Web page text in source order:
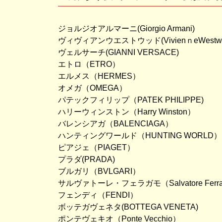
ジョルジオアルマーニ(Giorgio Armani)
ヴィヴィアンウエストウッド(Vivienｎ
ヴェルサーチ(GIANNI VERSACE)
エトロ（ETRO）
エルメス（HERMES）
オメガ（OMEGA）
パテックフィリップ（PATEK PHILIPPE)
ハリーウィンストン（Harry Winston）
バレンシアガ（BALENCIAGA）
ハンティングワールド（HUNTING WORLD）
ピアジェ（PIAGET）
プラダ(PRADA)
ブルガリ（BVLGARI）
サルヴァトーレ・フェラガモ（Salvatore
フェンディ（FENDI）
ボッテガヴェネタ(BOTTEGA VENETA)
ポンテヴェキオ（Ponte Vecchio）